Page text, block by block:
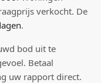
verkocht. De
.
bod uit te
Betaal
uw rapport direct.